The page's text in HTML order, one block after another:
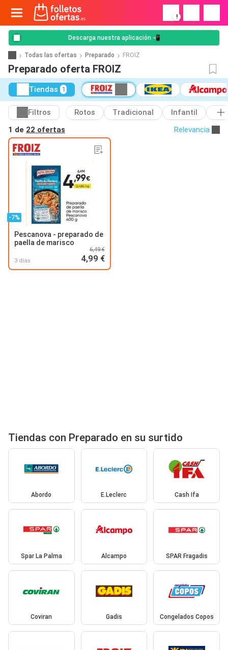
!
Descarga nuestra aplicación 📲
Todas las ofertas Preparado FROIZ
Preparado oferta FROIZ
Tiendas 1
Filtros Rotos Tradicional Infantil
1 de 22 ofertas Relevancia
-7%
Pescanova - preparado de
paella de marisco
3 días
6,49 €
4,99 €
Tiendas con Preparado en su surtido
Abordo E.Leclerc Cash Ifa
Spar La Palma Alcampo SPAR Fragadis
Coviran Gadis Congelados Copos